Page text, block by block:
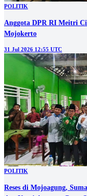
POLITIK
Anggota DPR RI Meitri
Mojokerto
31 Jul 2026 12:55 UTC
POLITIK
Reses di Mojoagung,